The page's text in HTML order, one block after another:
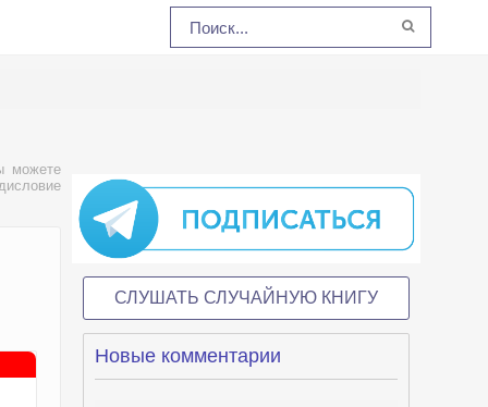
можете
СЛУШАТЬ СЛУЧАЙНУЮ КНИГУ
Новые комментарии